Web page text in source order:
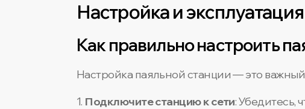
Настройка и
Как правильно настроить
Настройка паяльной станции — это
1. Подключите станцию к сети: Убедитесь,